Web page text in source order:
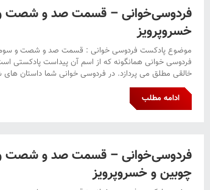
فردوسی‌خوانی – قسمت صد و شصت و
خسروپرویز
موضوع پادکست فردوسی خوانی : قسمت صد و شصت و سوم –
فردوسی خوانی همانگونه که از اسم آن پیداست پادکستی
خالقی مطلق می پردازد. در فردوسی خوانی شما داستان های
ادامه مطلب
فردوسی‌خوانی – قسمت صد و شصت و
چوبین و خسروپرویز